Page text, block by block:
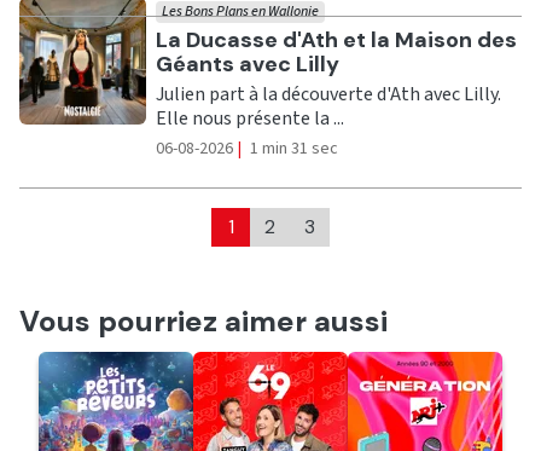
Ecouter
La Ducasse d'Ath et la Maison des
Géants avec Lilly
Les Bons Plans en Wallonie
Julien part à la découverte d'Ath avec Lilly.
Elle nous présente la ...
06-08-2026 | 1 min 31 sec
1 2 3
Vous pourriez aimer aussi